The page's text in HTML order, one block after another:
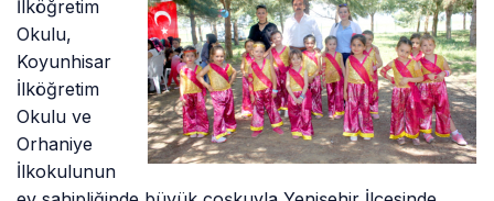
İlköğretim
Okulu,
Koyunhisar
İlköğretim
Okulu ve
Orhaniye
İlkokulunun